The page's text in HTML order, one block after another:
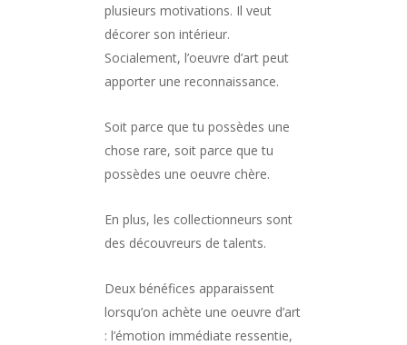
plusieurs motivations. Il veut
décorer son intérieur.
Socialement, l’oeuvre d’art peut
apporter une reconnaissance.
Soit parce que tu possèdes une
chose rare, soit parce que tu
possèdes une oeuvre chère.
En plus, les collectionneurs sont
des découvreurs de talents.
Deux bénéfices apparaissent
lorsqu’on achète une oeuvre d’art
: l’émotion immédiate ressentie,